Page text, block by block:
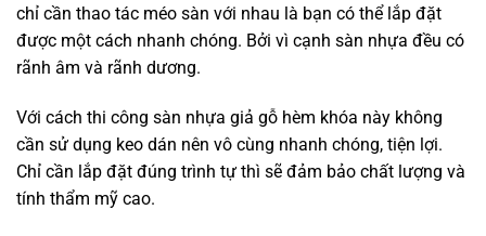
chỉ cần thao tác méo sàn với nhau là bạn có thể lắp đặt
được một cách nhanh chóng. Bởi vì cạnh sàn nhựa đều có
rãnh âm và rãnh dương.
Với cách thi công sàn nhựa giả gỗ hèm khóa này không
cần sử dụng keo dán nên vô cùng nhanh chóng, tiện lợi.
Chỉ cần lắp đặt đúng trình tự thì sẽ đảm bảo chất lượng và
tính thẩm mỹ cao.